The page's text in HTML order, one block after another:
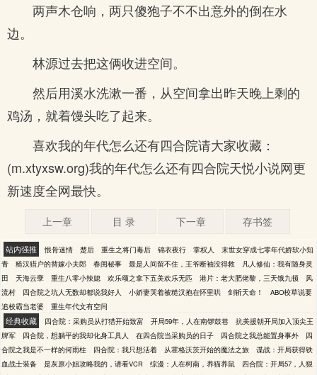
两声木仓响，两只傻狍子不不出意外的倒在水
边。
林源过去把这俩收进空间。
然后用溪水洗漱一番，从空间拿出昨天晚上剩的
鸡汤，就着馒头吃了起来。
喜欢我的年代怎么还有四合院请大家收藏：
(m.xtyxsw.org)我的年代怎么还有四合院天悦小说网更
新速度全网最快。
上一章 目 录 下一章 存书签
站内强推 恨骨迷情 楚后 重生之将门毒后 锦衣夜行 掌权人
末世女穿成七零年代娇软小知
青
糙汉猎户的替嫁小夫郎 春闺秘事 最是人间留不住，王爷断袖没得救
凡人修仙：我有随身灵
田
天海云孽 重生八零小辣媳 欢乐颂之拿下五美欢乐无匹 港片：老大肥佬黎，三天饿九顿
风
流村
四合院之坑人无数却都说我好人 小娇妻哭着被糙汉抱在怀里哄 剑斩天命！
ABO校草说要
追校霸当老婆
重生年代文有空间
经典收藏 四合院：采购员从打猎开始致富 开局59年，人在南锣鼓巷
抗美援朝开局加入顶尖王
牌军
四合院，想躺平的我却化身工具人 在四合院当采购员的日子 四合院之我总能置身事外
四
合院之我是不一样的何雨柱
四合院：我只想活着 从霍格沃茨开始的魔法之旅
谍战：开局获得铁
血战士装备
是灰原小姐攻略我的，请看VCR 综漫：人在柯南，养猫养鼠
四合院：开局57，人狠